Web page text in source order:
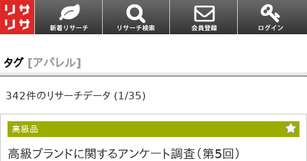
タグ [アパレル]
342件のリサーチデータ (1/35)
高級品
高級ブランドに関するアンケート調査（第5回）